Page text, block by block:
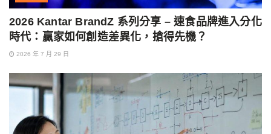
2026 Kantar BrandZ 系列分享 – 速食品牌進入分化
時代：贏家如何創造差異化，搶得先機？
2026 年 7 月 29 日